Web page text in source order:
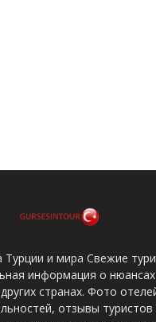
Турции и мира Свежие
информация о
странах. Фото
отзывы